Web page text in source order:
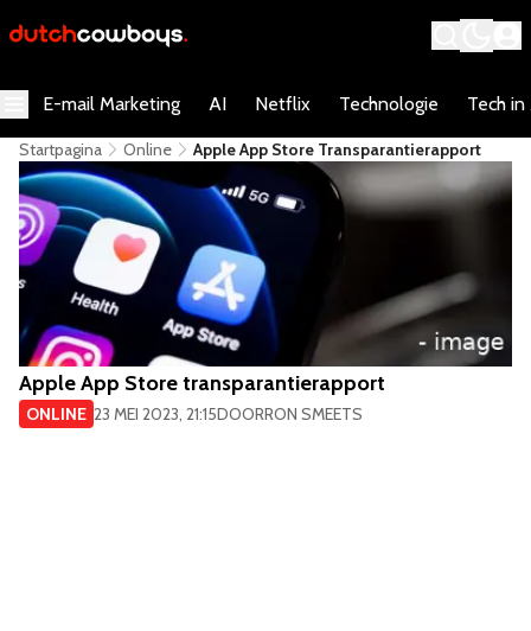
E-mail Marketing AI Netflix Technologie Tech in
Startpagina Online Apple App Store Transparantierapport
Apple App Store transparantierapport
ONLINE 23 MEI 2023, 21:15DOORRON SMEETS